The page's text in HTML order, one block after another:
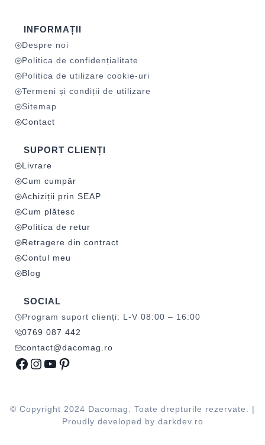
INFORMAȚII
Despre noi
Politica de confidențialitate
Politica de utilizare cookie-uri
Termeni și condiții de utilizare
Sitemap
Contact
SUPORT CLIENȚI
Livrare
Cum cumpăr
Achiziții prin SEAP
Cum plătesc
Politica de retur
Retragere din contract
Contul meu
Blog
SOCIAL
Program suport clienți: L-V 08:00 – 16:00
0769 087 442
contact@dacomag.ro
Facebook
Instagram
YouTube
Pinterest
© Copyright 2024 Dacomag. Toate drepturile rezervate. |
Proudly developed by darkdev.ro